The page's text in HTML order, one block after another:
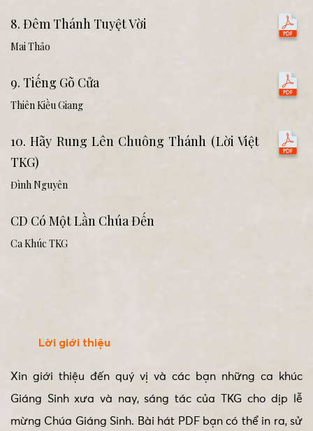
8. Đêm Thánh Tuyệt Vời
Mai Thảo
9. Tiếng Gõ Cửa
Thiên Kiều Giang
10. Hãy Rung Lên Chuông Thánh (Lời Việt
TKG)
Đình Nguyên
CD Có Một Lần Chúa Đến
Ca Khúc TKG
Lời giới thiệu
Xin giới thiệu đến quý vị và các bạn những ca khúc
Giáng Sinh xưa và nay, sáng tác của TKG cho dịp lễ
mừng Chúa Giáng Sinh. Bài hát PDF bạn có thể in ra, sử